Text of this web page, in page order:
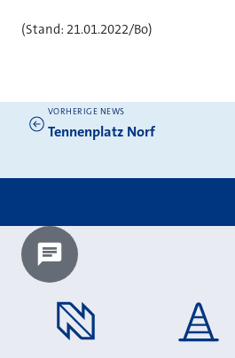
(Stand: 21.01.2022/Bo)
Weitere News
VORHERIGE NEWS
Tennenplatz Norf
Chatbot laden?